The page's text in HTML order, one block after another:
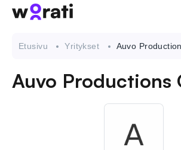
Etusivu Yritykset Auvo
Auvo Productions